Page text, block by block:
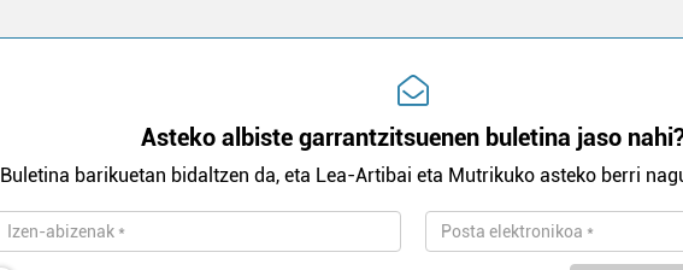
Asteko albiste garrantzitsuenen buletina jaso
Buletina barikuetan bidaltzen da, eta Lea-Artibai eta Mutrikuko asteko berri